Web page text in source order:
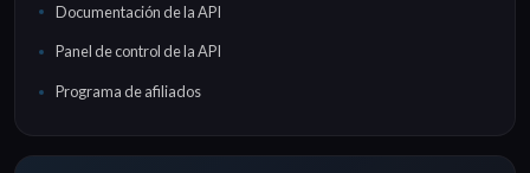
Documentación de la API
Panel de control de la API
Programa de afiliados